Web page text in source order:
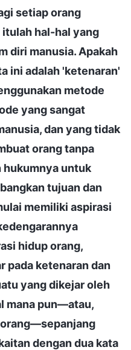
setiap orang
hal-hal yang
diri manusia. Apakah
ini adalah 'ketenaran'
metode
yang sangat
dan yang tidak
orang tanpa
hukumnya untuk
tujuan dan
memiliki aspirasi
hidup orang,
pada ketenaran dan
yang dikejar oleh
mana pun—atau,
dengan dua kata